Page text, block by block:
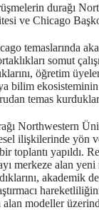
durağı
ve Chicago
temaslarında
somut
öğretim
bilim
temas
Northwestern
ilişkilerinde yön
toplantı yapıldı.
merkeze alan
akademik
alan modeller